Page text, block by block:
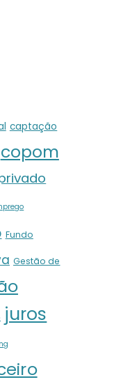
captação
copom
Fundo
Gestão de
juros